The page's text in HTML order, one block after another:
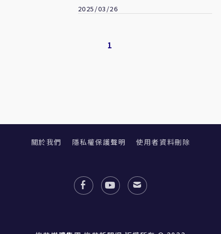
2025/03/26
1
關於我們 隱私權保護聲明 使用者資料刪除